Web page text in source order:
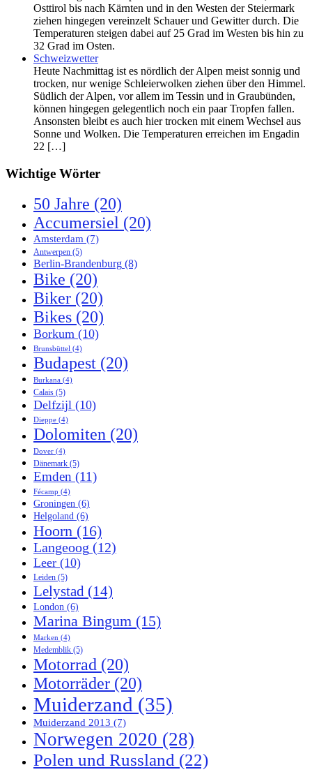
Osttirol bis nach Kärnten und in den Westen der Steiermark
ziehen hingegen vereinzelt Schauer und Gewitter durch. Die
Temperaturen steigen dabei auf 25 Grad im Westen bis hin zu
32 Grad im Osten.
Schweizwetter
Heute Nachmittag ist es nördlich der Alpen meist sonnig und
trocken, nur wenige Schleierwolken ziehen über den Himmel.
Südlich der Alpen, vor allem im Tessin und in Graubünden,
können hingegen gelegentlich noch ein paar Tropfen fallen.
Ansonsten bleibt es auch hier trocken mit einem Wechsel aus
Sonne und Wolken. Die Temperaturen erreichen im Engadin
22 […]
Wichtige Wörter
50 Jahre (20)
Accumersiel (20)
Amsterdam (7)
Antwerpen (5)
Berlin-Brandenburg (8)
Bike (20)
Biker (20)
Bikes (20)
Borkum (10)
Brunsbüttel (4)
Budapest (20)
Burkana (4)
Calais (5)
Delfzijl (10)
Dieppe (4)
Dolomiten (20)
Dover (4)
Dänemark (5)
Emden (11)
Fécamp (4)
Groningen (6)
Helgoland (6)
Hoorn (16)
Langeoog (12)
Leer (10)
Leiden (5)
Lelystad (14)
London (6)
Marina Bingum (15)
Marken (4)
Medemblik (5)
Motorrad (20)
Motorräder (20)
Muiderzand (35)
Muiderzand 2013 (7)
Norwegen 2020 (28)
Polen und Russland (22)